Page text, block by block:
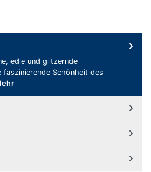
edle und glitzernde
faszinierende Schönheit des